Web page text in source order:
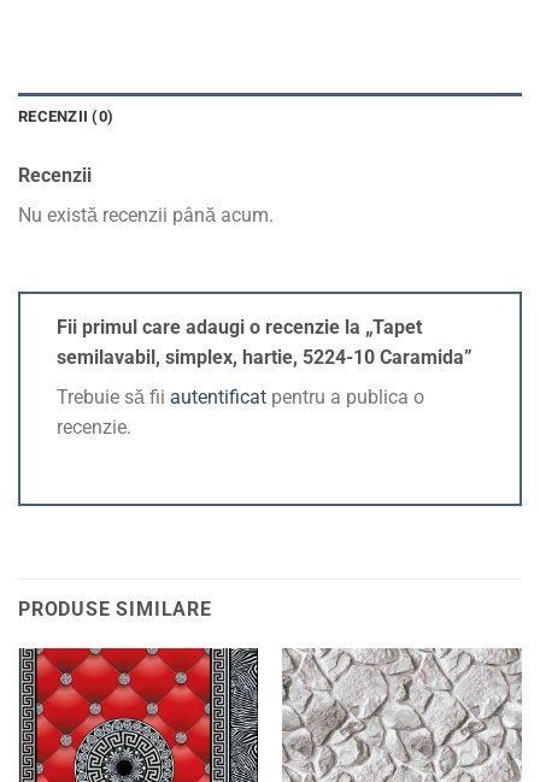
RECENZII (0)
Recenzii
Nu există recenzii până acum.
Fii primul care adaugi o recenzie la „Tapet
semilavabil, simplex, hartie, 5224-10 Caramida”
Trebuie să fii autentificat pentru a publica o
recenzie.
PRODUSE SIMILARE